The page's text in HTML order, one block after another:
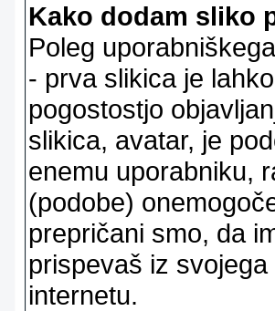
Kako dodam sliko
Poleg
- prva slikica je
pogostostjo
slikica, avatar, je
enemu uporabniku,
(podobe)
prepričani smo, da
prispevaš iz
internetu.